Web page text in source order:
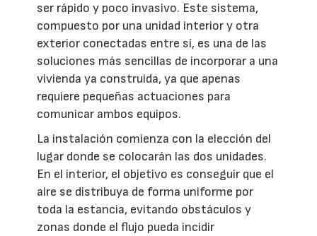
ser rápido y poco invasivo. Este sistema,
compuesto por una unidad interior y otra
exterior conectadas entre sí, es una de las
soluciones más sencillas de incorporar a una
vivienda ya construida, ya que apenas
requiere pequeñas actuaciones para
comunicar ambos equipos.
La instalación comienza con la elección del
lugar donde se colocarán las dos unidades.
En el interior, el objetivo es conseguir que el
aire se distribuya de forma uniforme por
toda la estancia, evitando obstáculos y
zonas donde el flujo pueda incidir